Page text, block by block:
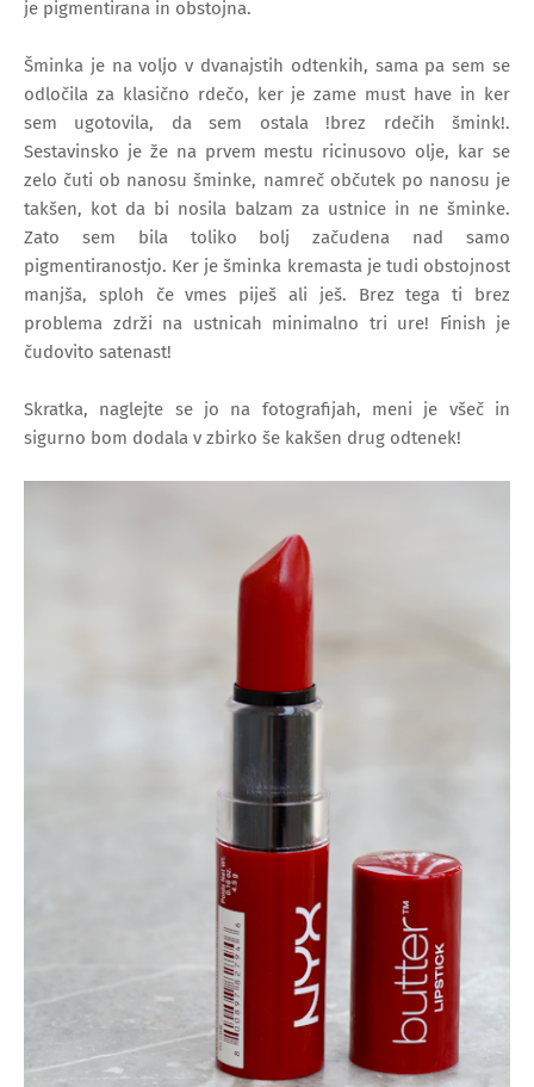
je pigmentirana in obstojna.
Šminka je na voljo v dvanajstih odtenkih, sama pa sem se
odločila za klasično rdečo, ker je zame must have in ker
sem ugotovila, da sem ostala !brez rdečih šmink!.
Sestavinsko je že na prvem mestu ricinusovo olje, kar se
zelo čuti ob nanosu šminke, namreč občutek po nanosu je
takšen, kot da bi nosila balzam za ustnice in ne šminke.
Zato sem bila toliko bolj začudena nad samo
pigmentiranostjo. Ker je šminka kremasta je tudi obstojnost
manjša, sploh če vmes piješ ali ješ. Brez tega ti brez
problema zdrži na ustnicah minimalno tri ure! Finish je
čudovito satenast!
Skratka, naglejte se jo na fotografijah, meni je všeč in
sigurno bom dodala v zbirko še kakšen drug odtenek!